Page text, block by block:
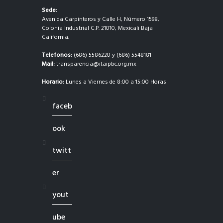
Sede:
Avenida Carpinteros y Calle H, Número 1598,
Colonia Industrial C.P. 21010, Mexicali Baja
California.
Telefonos: (686) 5586220 y (686) 5548181
Mail:transparencia@itaipbc.org.mx
Horario: Lunes a Viernes de 8:00 a 15:00 Horas
faceb
ook
twitt
er
yout
ube